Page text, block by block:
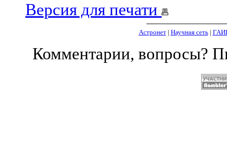
Версия для печати
Астронет| Научная сеть|
Комментарии, вопросы?